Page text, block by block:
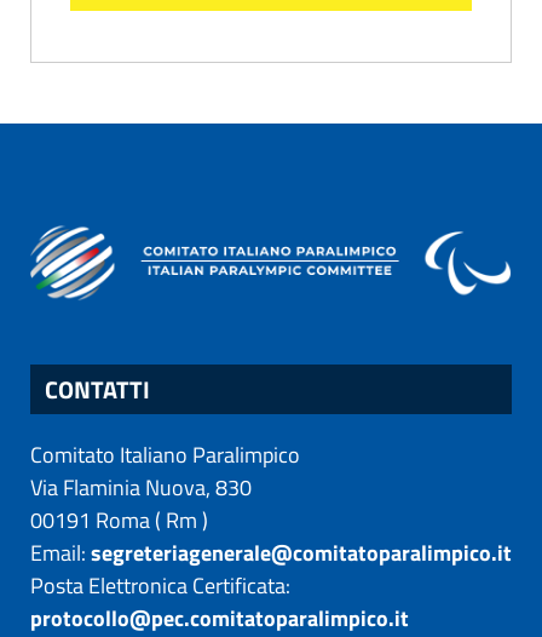
CONTATTI
Comitato Italiano Paralimpico
Via Flaminia Nuova, 830
00191 Roma( Rm)
Email:segreteriagenerale@comitatoparalimpico.it
Posta Elettronica Certificata:
protocollo@pec.comitatoparalimpico.it